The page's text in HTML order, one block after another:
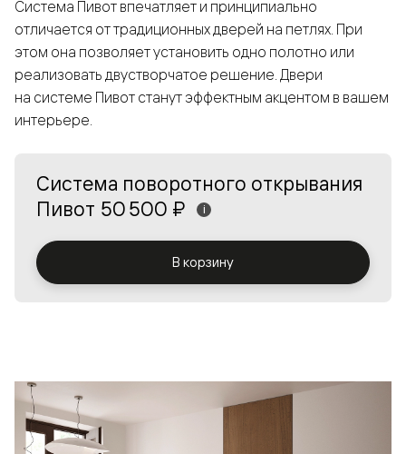
Система Пивот впечатляет и принципиально
отличается от традиционных дверей на петлях. При
этом она позволяет установить одно полотно или
реализовать двустворчатое решение. Двери
на системе Пивот станут эффектным акцентом в вашем
интерьере.
Система поворотного открывания
Пивот 50 500 ₽ i
В корзину